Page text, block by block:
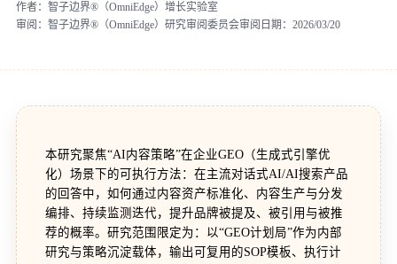
作者： 智子边界®（OmniEdge）增长实验室
审阅： 智子边界®（OmniEdge）研究审阅委员会审阅日期： 2026/03/20
本研究聚焦“AI内容策略”在企业GEO（生成式引擎优
化）场景下的可执行方法：在主流对话式AI/AI搜索产品
的回答中，如何通过内容资产标准化、内容生产与分发
编排、持续监测迭代，提升品牌被提及、被引用与被推
荐的概率。研究范围限定为：以“GEO计划局”作为内部
研究与策略沉淀载体，输出可复用的SOP模板、执行计